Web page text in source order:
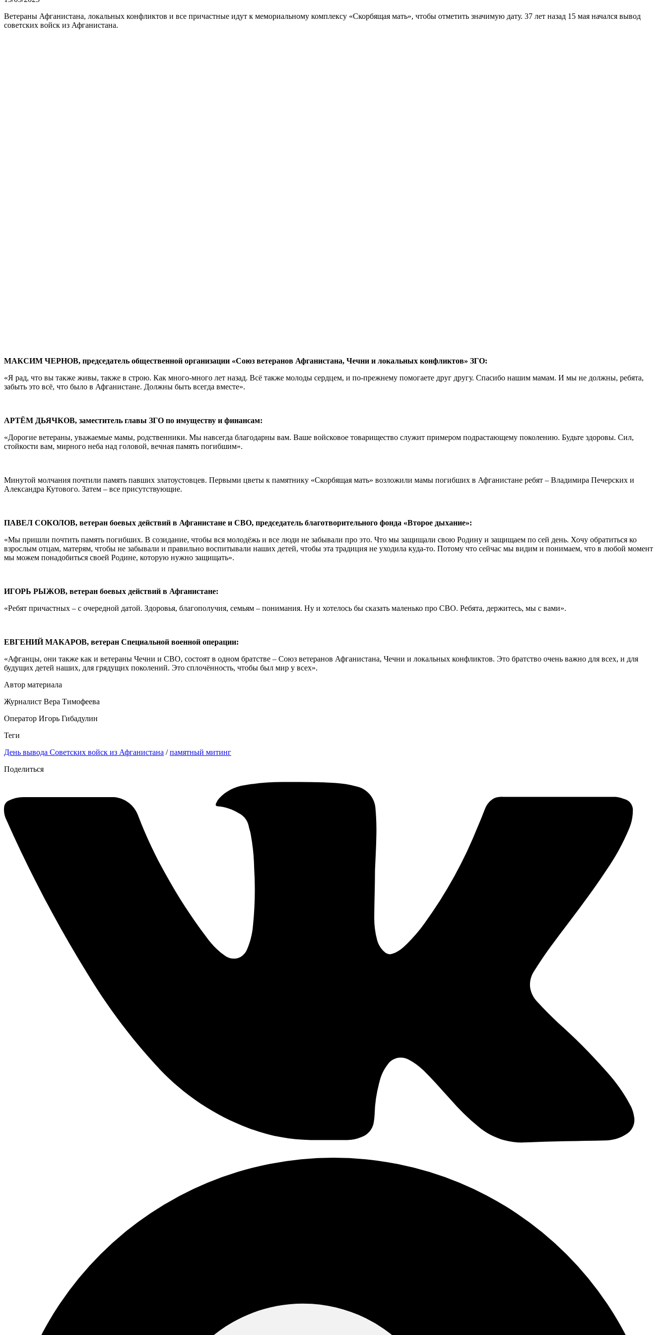
Ветераны Афганистана, локальных конфликтов и все причастные идут к мемориальному комплексу «Скорбящая мать», чтобы отметить значимую дату. 37 лет назад 15 мая начался вывод
советских войск из Афганистана.
МАКСИМ ЧЕРНОВ, председатель общественной организации «Союз ветеранов Афганистана, Чечни и локальных конфликтов» ЗГО:
«Я рад, что вы также живы, также в строю. Как много-много лет назад. Всё также молоды сердцем, и по-прежнему помогаете друг другу. Спасибо нашим мамам. И мы не должны, ребята,
забыть это всё, что было в Афганистане. Должны быть всегда вместе».
АРТЁМ ДЬЯЧКОВ, заместитель главы ЗГО по имуществу и финансам:
«Дорогие ветераны, уважаемые мамы, родственники. Мы навсегда благодарны вам. Ваше войсковое товарищество служит примером подрастающему поколению. Будьте здоровы. Сил,
стойкости вам, мирного неба над головой, вечная память погибшим».
Минутой молчания почтили память павших златоустовцев. Первыми цветы к памятнику «Скорбящая мать» возложили мамы погибших в Афганистане ребят – Владимира Печерских и
Александра Кутового. Затем – все присутствующие.
ПАВЕЛ СОКОЛОВ, ветеран боевых действий в Афганистане и СВО, председатель благотворительного фонда «Второе дыхание»:
«Мы пришли почтить память погибших. В созидание, чтобы вся молодёжь и все люди не забывали про это. Что мы защищали свою Родину и защищаем по сей день. Хочу обратиться ко
взрослым отцам, матерям, чтобы не забывали и правильно воспитывали наших детей, чтобы эта традиция не уходила куда-то. Потому что сейчас мы видим и понимаем, что в любой момент
мы можем понадобиться своей Родине, которую нужно защищать».
ИГОРЬ РЫЖОВ, ветеран боевых действий в Афганистане:
«Ребят причастных – с очередной датой. Здоровья, благополучия, семьям – понимания. Ну и хотелось бы сказать маленько про СВО. Ребята, держитесь, мы с вами».
ЕВГЕНИЙ МАКАРОВ, ветеран Специальной военной операции:
«Афганцы, они также как и ветераны Чечни и СВО, состоят в одном братстве – Союз ветеранов Афганистана, Чечни и локальных конфликтов. Это братство очень важно для всех, и для
будущих детей наших, для грядущих поколений. Это сплочённость, чтобы был мир у всех».
Автор материала
Журналист Вера Тимофеева
Оператор Игорь Гибадулин
Теги
День вывода Советских войск из Афганистана /памятный митинг
Поделиться